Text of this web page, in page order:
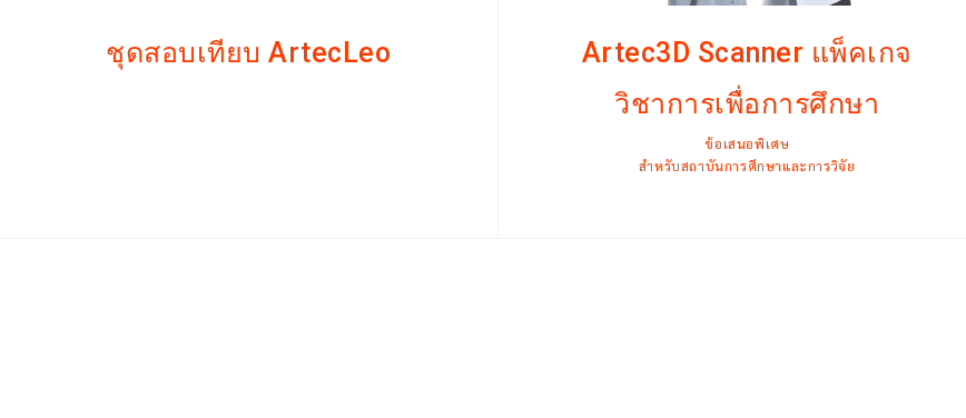
ชุดสอบเทียบ ArtecLeo
Artec3D Scanner แพ็คเกจ
วิชาการเพื่อการศึกษา
ข้อเสนอพิเศษ
สำหรับสถาบันการศึกษาและการวิจัย